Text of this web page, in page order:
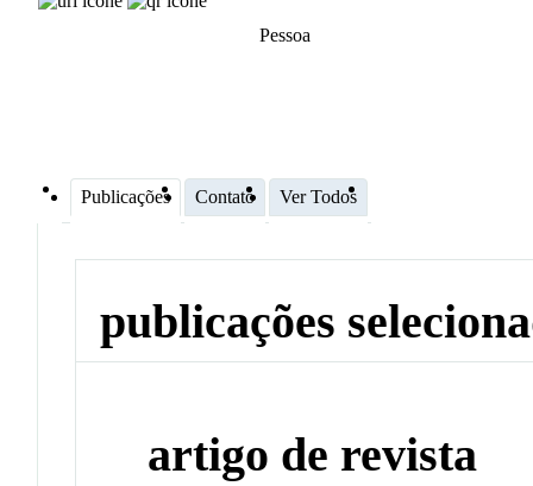
Pessoa
Publicações Contato Ver Todos
publicações
artigo de revista